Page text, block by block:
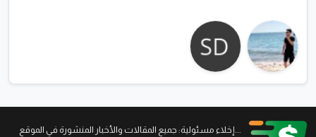
...إخلاء مسئولية: جميع المقالات والأخبار المنشورة في الموقع